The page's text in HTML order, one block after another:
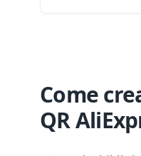
Come
QR